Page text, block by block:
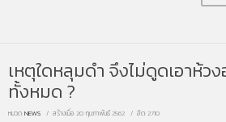
เหตุใดหลุมดำ จึงไม่ดูดเอาห้วง
ทั้งหมด ?
หมวด:NEWS สร้างเมื่อ: 20 กุมภาพันธ์ 2562 ฮิต: 2710